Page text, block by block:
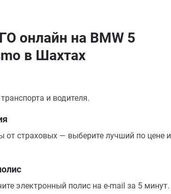
онлайн на BMW 5
в Шахтах
и водителя.
от страховых — выберите лучший по цене и
электронный полис на e-mail за 5 минут.